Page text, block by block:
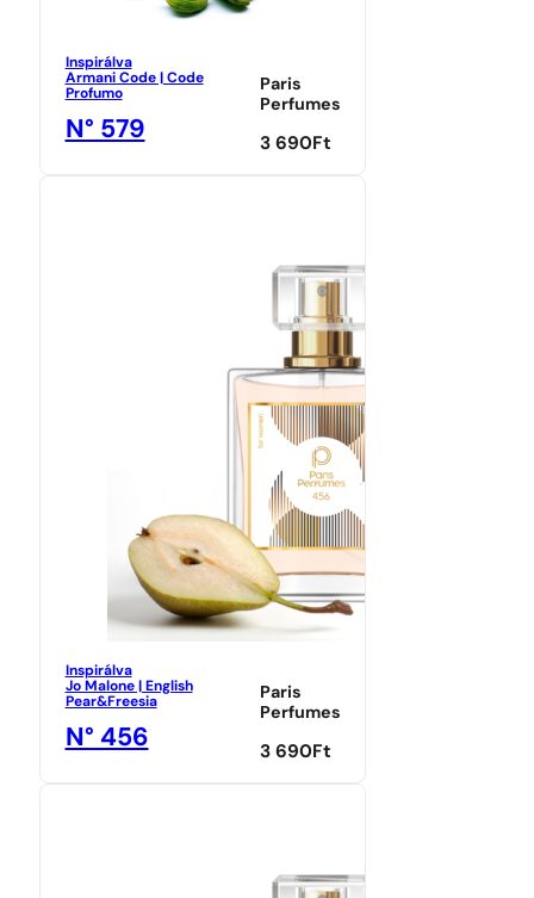
Inspirálva
Armani Code | Code
Profumo
N° 579
Paris
Perfumes
3 690 Ft
Inspirálva
Jo Malone | English
Pear&Freesia
N° 456
Paris
Perfumes
3 690Ft